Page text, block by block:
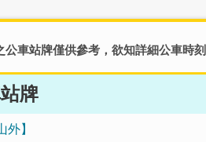
公車站牌僅供參考，欲知詳細公車時
牌
外】